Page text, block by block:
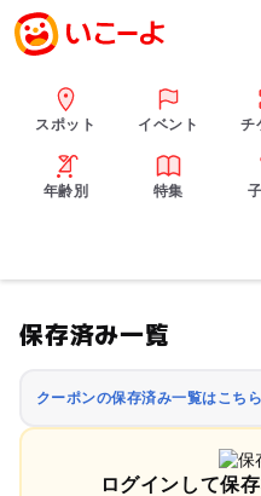
スポット イベント チ
年齢別 特集
保存済み一覧
クーポンの保存済み一覧はこちら
ログインして保